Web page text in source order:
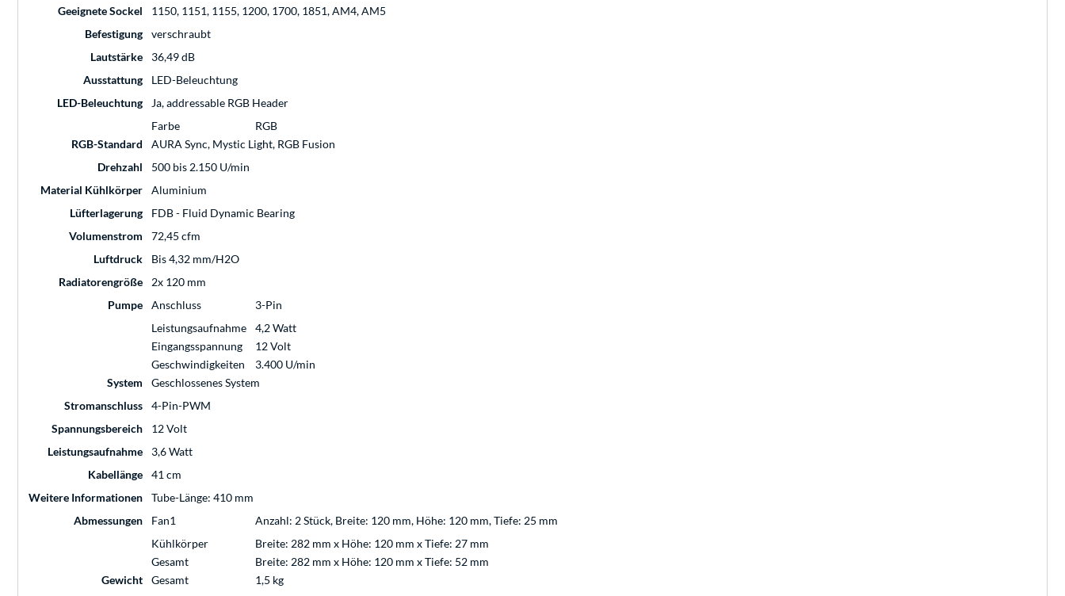
Geeignete Sockel
1150, 1151, 1155, 1200, 1700, 1851, AM4, AM5
Befestigung
verschraubt
Lautstärke
36,49 dB
Ausstattung
LED-Beleuchtung
LED-Beleuchtung
Ja, addressable RGB Header
Farbe
RGB
RGB-Standard
AURA Sync, Mystic Light, RGB Fusion
Drehzahl
500 bis 2.150 U/min
Material Kühlkörper
Aluminium
Lüfterlagerung
FDB - Fluid Dynamic Bearing
Volumenstrom
72,45 cfm
Luftdruck
Bis 4,32 mm/H2O
Radiatorengröße
2x 120 mm
Pumpe
Anschluss
3-Pin
Leistungsaufnahme
4,2 Watt
Eingangsspannung
12 Volt
Geschwindigkeiten
3.400 U/min
System
Geschlossenes System
Stromanschluss
4-Pin-PWM
Spannungsbereich
12 Volt
Leistungsaufnahme
3,6 Watt
Kabellänge
41 cm
Weitere Informationen
Tube-Länge: 410 mm
Abmessungen
Fan1
Anzahl: 2 Stück, Breite: 120 mm, Höhe: 120 mm, Tiefe: 25 mm
Kühlkörper
Breite: 282 mm x Höhe: 120 mm x Tiefe: 27 mm
Gesamt
Breite: 282 mm x Höhe: 120 mm x Tiefe: 52 mm
Gewicht
Gesamt 1,5 kg